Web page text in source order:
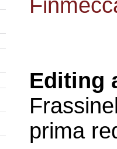
Editing
prima